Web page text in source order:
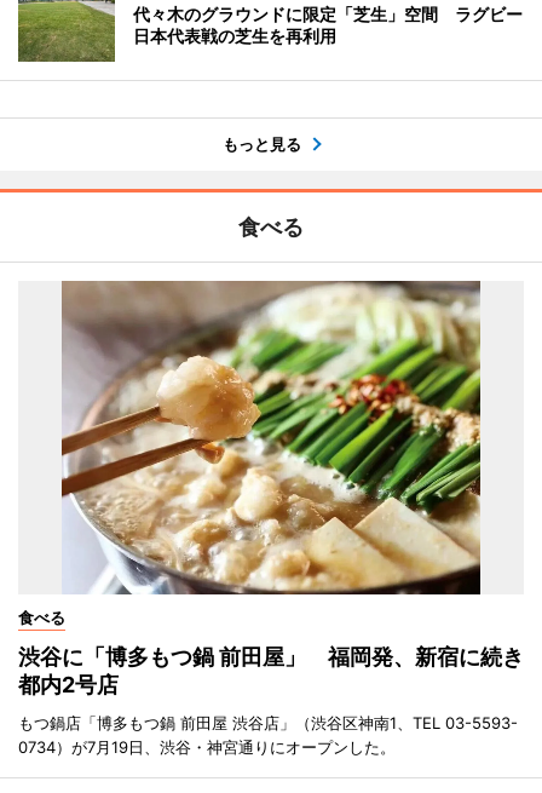
代々木のグラウンドに限定「芝生」空間 ラグビー
日本代表戦の芝生を再利用
もっと見る
食べる
食べる
渋谷に「博多もつ鍋 前田屋」 福岡発、新宿に続き
都内2号店
もつ鍋店「博多もつ鍋 前田屋 渋谷店」（渋谷区神南1、TEL 03-5593-
0734）が7月19日、渋谷・神宮通りにオープンした。